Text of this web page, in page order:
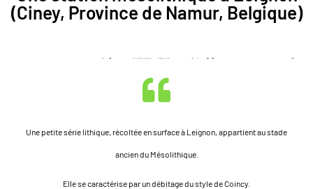
(Ciney, Province de Namur, Belgique)
Une petite série lithique, récoltée en surface à Leignon, appartient au stade
ancien du Mésolithique.
Elle se caractérise par un débitage du style de Coincy.